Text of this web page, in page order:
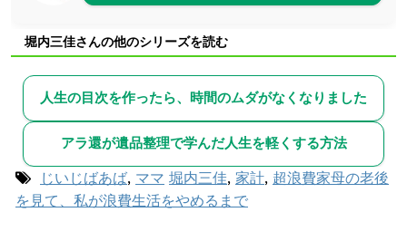
堀内三佳さんの他のシリーズを読む
人生の目次を作ったら、時間のムダがなくなりました
アラ還が遺品整理で学んだ人生を軽くする方法
じいじばあば, ママ 堀内三佳, 家計, 超浪費家母の老後
を見て、私が浪費生活をやめるまで